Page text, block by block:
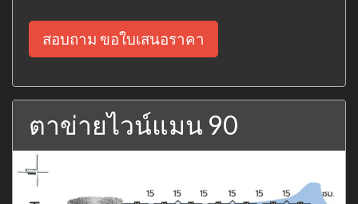
สอบถาม ขอใบเสนอราคา
ตาข่ายไวน์แมน 90